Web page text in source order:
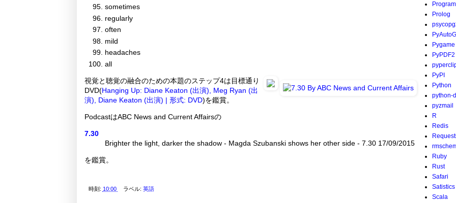
sometimes
regularly
often
mild
headaches
all
視覚と聴覚の融合のための本題のステップ4は目標通り
DVD(Hanging Up: Diane Keaton (出演), Meg Ryan (出
演), Diane Keaton (出演) | 形式: DVD)を鑑賞。
PodcastはABC News and Current Affairsの
7.30
Brighter the light, darker the shadow - Magda Szubanski shows her other side - 7.30 17/09/2015
を鑑賞。
時刻: 10:00 ラベル:英語
Prolog
Pygame
PyPDF2
PyPI
Python
python-
pyzmail
R
Redis
Ruby
Rust
Safari
Satistics
Scala